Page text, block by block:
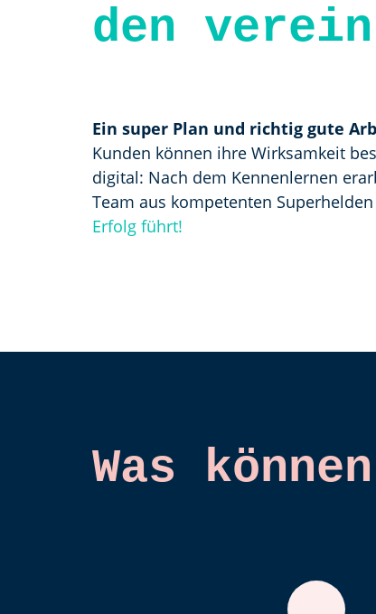
den
Ein super Plan und richtig gute
Kunden können ihre Wirksamkeit
digital: Nach dem Kennenlernen
Team aus kompetenten
Erfolg führt!
Was